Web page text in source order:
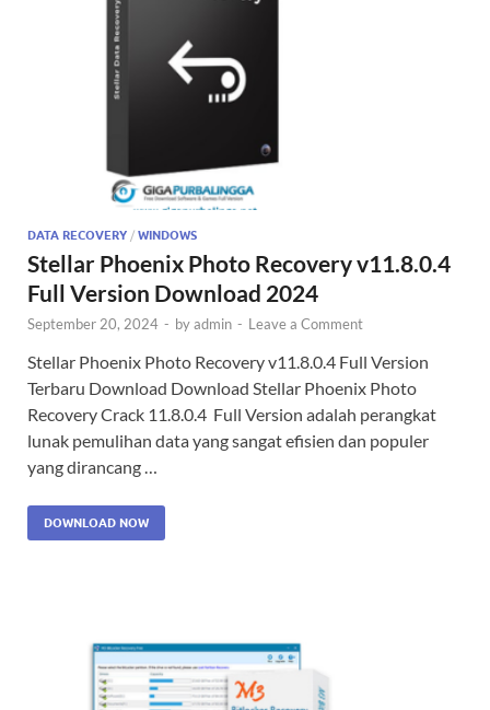
DATA RECOVERY / WINDOWS
Stellar Phoenix Photo Recovery v11.8.0.4
Full Version Download 2024
September 20, 2024 - byadmin - Leave a Comment
Stellar Phoenix Photo Recovery v11.8.0.4 Full Version
Terbaru Download Download Stellar Phoenix Photo
Recovery Crack 11.8.0.4 Full Version adalah perangkat
lunak pemulihan data yang sangat efisien dan populer
yang dirancang …
DOWNLOAD NOW